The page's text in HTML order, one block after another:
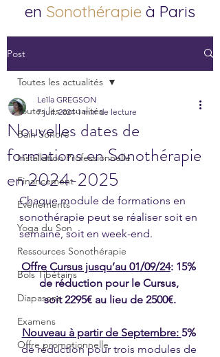
en Sonothérapie à Paris
Post
Toutes les actualités
Bain Sonore
Installation Professionnelle
Financement
Evénements
Yoga du Son
Ressources Sonothérapie
Bols Tibétains
Diapasons
Examens
Offre promotionnelle
Toutes les actualités
Nouvelles dates de
formations en Sonothérapie
en 2024-2025
Leïla GREGSON
7 juil. 2024 1 min de lecture
Chaque module de formations en
sonothérapie peut se réaliser soit en
semaine, soit en week-end.
Offre Cursus jusqu’au 01/09/24: 15%
de réduction pour le Cursus,
soit 2295€ au lieu de 2500€.
Nouveau à partir de Septembre: 5%
de réduction pour trois modules de